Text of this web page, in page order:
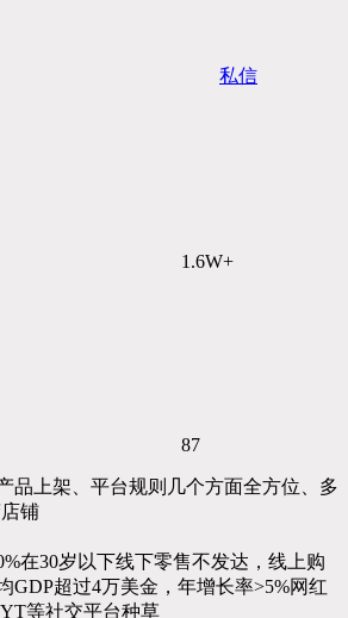
私信
1.6W+
87
品上架、平台规则几个方面全方位、多
铺
在30岁以下线下零售不发达，线上购
GDP超过4万美金，年增长率>5%网红
等社交平台种草